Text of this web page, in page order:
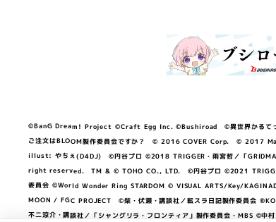
©BanG Dream! Project ©Craft Egg Inc. ©Bushiroad ©異世界かるて
ご注文はBLOOM製作委員会ですか？ © 2016 COVER Corp. ©
illust: やちぇ(D4DJ) ©円谷プロ ©2018 TRIGGER・雨宮哲／「
right reserved. TM & © TOHO CO., LTD. ©円谷プロ ©2021 TRIGGER・
委員会 ©World Wonder Ring STARDOM © VISUAL ARTS/Key/
MOON / FGC PROJECT ©柴・伏瀬・講談社／転スラ日記製作委員会
不二涼介・講談社／「シャングリラ・フロンティア」製作委員会・MBS ©